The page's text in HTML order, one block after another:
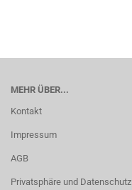
MEHR ÜBER...
Kontakt
Impressum
AGB
Privatsphäre und Datenschutz